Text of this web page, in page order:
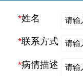
*姓名
*联系方式
*病情描述